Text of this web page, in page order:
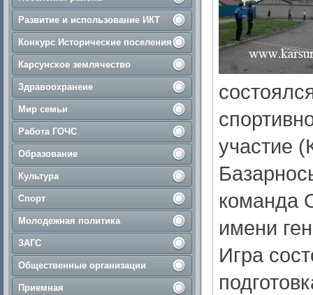
Развитие и использование ИКТ
Конкурс Исторические поселения
Карсунское землячество
Здравоохранеие
Мир семьи
Работа ГОЧС
Образование
Культура
Спорт
Молодежная политика
ЗАГС
Общественные организации
Приемная
участие
команда
имени
Игра